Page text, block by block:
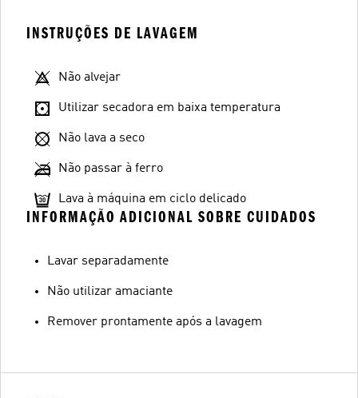
INSTRUÇÕES DE LAVAGEM
Não alvejar
Utilizar secadora em baixa temperatura
Não lava a seco
Não passar à ferro
Lava à máquina em ciclo delicado
INFORMAÇÃO ADICIONAL SOBRE CUIDADOS
Lavar separadamente
Não utilizar amaciante
Remover prontamente após a lavagem